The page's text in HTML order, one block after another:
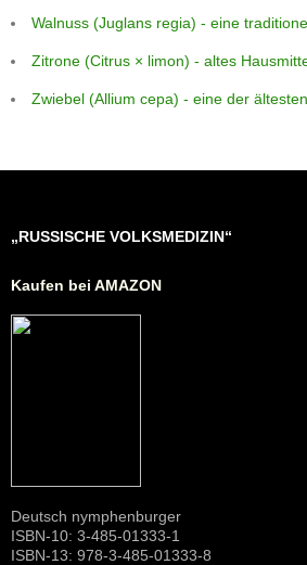
Walnuss (Juglans regia) - eine
Zitrone (Citrus × limon) - altes
Zwiebel (Allium cepa) - eine der
„RUSSISCHE VOLKSMEDIZIN“
Kaufen bei AMAZON
Deutsch nymphenburger
ISBN-10: 3-485-01333-1
ISBN-13: 978-3-485-01333-8